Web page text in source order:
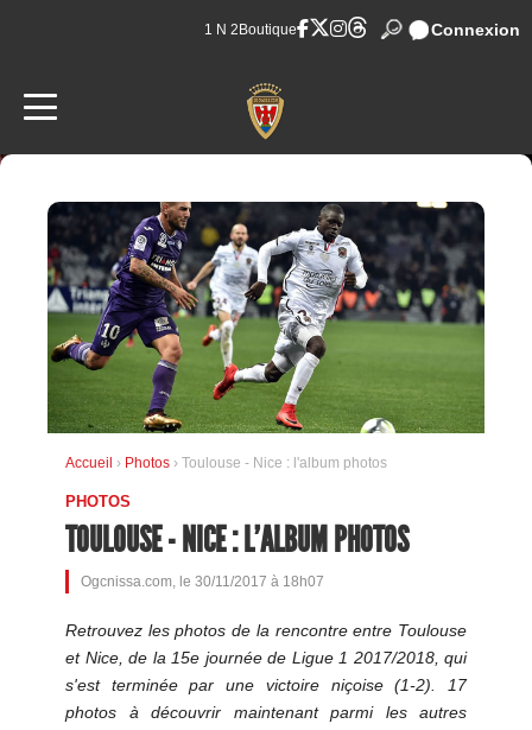
1 N 2 Boutique Connexion
Accueil › Photos › Toulouse - Nice : l'album photos
PHOTOS
TOULOUSE - NICE : L'ALBUM PHOTOS
Ogcnissa.com, le 30/11/2017 à 18h07
Retrouvez les photos de la rencontre entre Toulouse
et Nice, de la 15e journée de Ligue 1 2017/2018, qui
s'est terminée par une victoire niçoise (1-2). 17
photos à découvrir maintenant parmi les autres